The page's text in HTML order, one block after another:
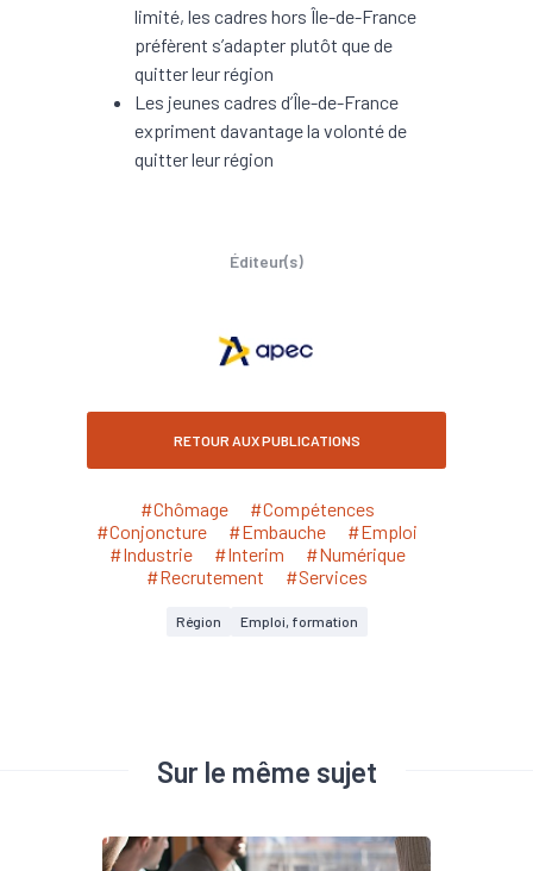
limité, les cadres hors Île-de-France
préfèrent s’adapter plutôt que de
quitter leur région
Les jeunes cadres d’Île-de-France
expriment davantage la volonté de
quitter leur région
Éditeur(s)
RETOUR AUX PUBLICATIONS
#Chômage
#Compétences
#Conjoncture
#Embauche
#Emploi
#Industrie
#Interim
#Numérique
#Recrutement
#Services
Région Emploi, formation
Sur le même sujet